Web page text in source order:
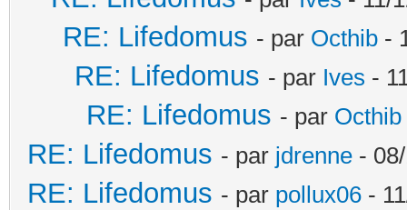
RE: Lifedomus - par Octhib -
RE: Lifedomus - par Ives -
RE: Lifedomus - par Octhib
RE: Lifedomus - par jdrenne -
RE: Lifedomus - par pollux06 -